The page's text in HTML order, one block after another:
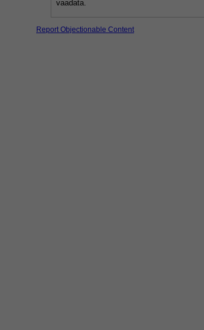
vaadata.
Report Objectionable Content